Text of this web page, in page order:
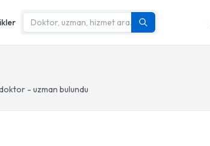
- uzman bulundu